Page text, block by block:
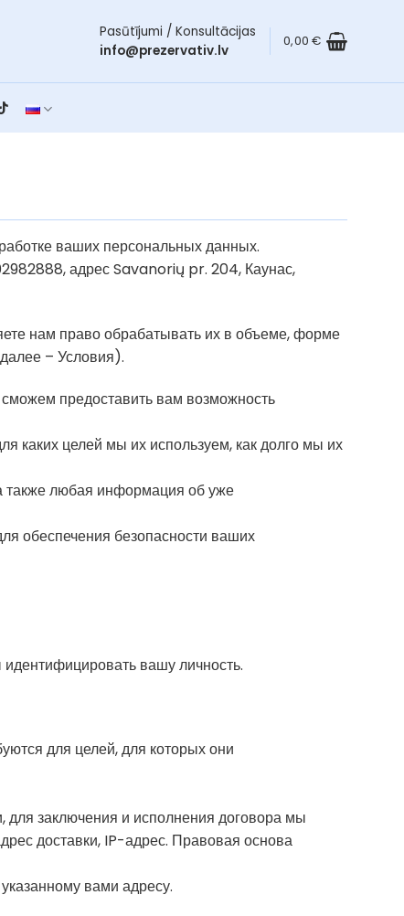
Pasūtījumi / Konsultācijas
info@prezervativ.lv
0,00€
ваших персональных данных.
адрес Savanorių pr. 204, Каунас,
нам право обрабатывать их в объеме, форме
– Условия).
предоставить вам возможность
целей мы их используем, как долго мы их
также любая информация об уже
обеспечения безопасности ваших
вашу личность.
для целей, для которых они
заключения и исполнения договора мы
доставки, IP-адрес. Правовая основа
вами адресу.